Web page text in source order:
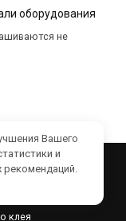
оборудования
не
клея
Вашего
и